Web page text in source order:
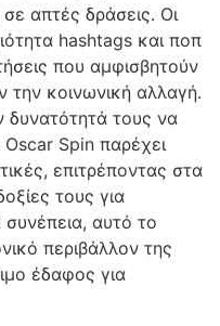
σε απτές δράσεις. Οι
hashtags και ποπ
που αμφισβητούν
την κοινωνική αλλαγή.
δυνατότητά τους να
Oscar Spin παρέχει
επιτρέποντας στα
τους για
συνέπεια, αυτό το
περιβάλλον της
έδαφος για